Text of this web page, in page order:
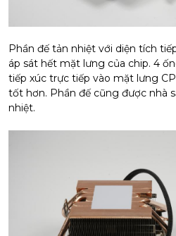
Phần đế tản nhiệt với diện tích
áp sát hết mặt lưng của chip. 4
tiếp xúc trực tiếp vào mặt lưng
tốt hơn. Phần đế cũng được nhà
nhiệt.